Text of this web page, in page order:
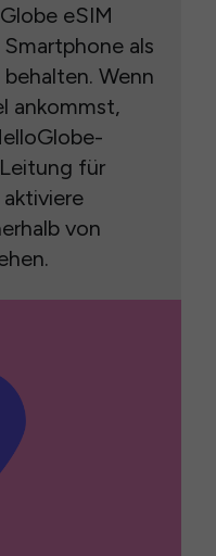
eSIM
als
Wenn
ankommst,
für
von